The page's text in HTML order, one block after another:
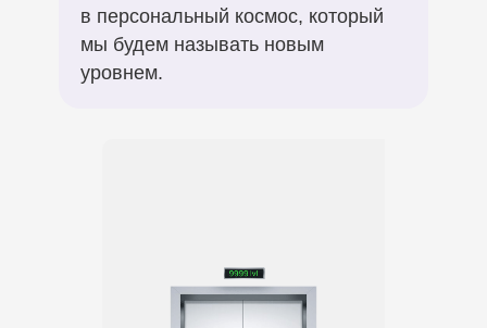
в персональный космос, который
мы будем называть новым
уровнем.